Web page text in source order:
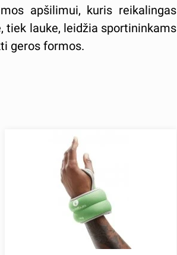
apšilimui, kuris reikalingas
tiek lauke, leidžia sportininkams
geros formos.